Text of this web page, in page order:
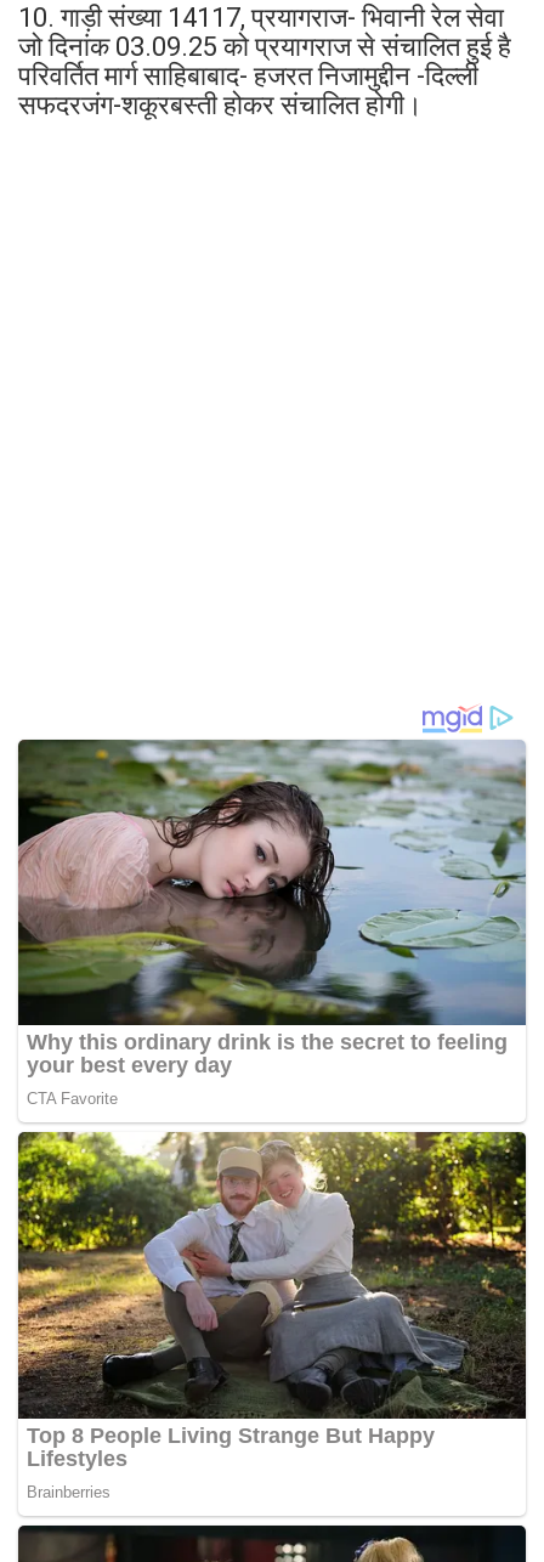
10. गाड़ी संख्या 14117, प्रयागराज- भिवानी रेल सेवा
जो दिनांक 03.09.25 को प्रयागराज से संचालित हुई है
परिवर्तित मार्ग साहिबाबाद- हजरत निजामुद्दीन -दिल्ली
सफदरजंग-शकूरबस्ती होकर संचालित होगी।